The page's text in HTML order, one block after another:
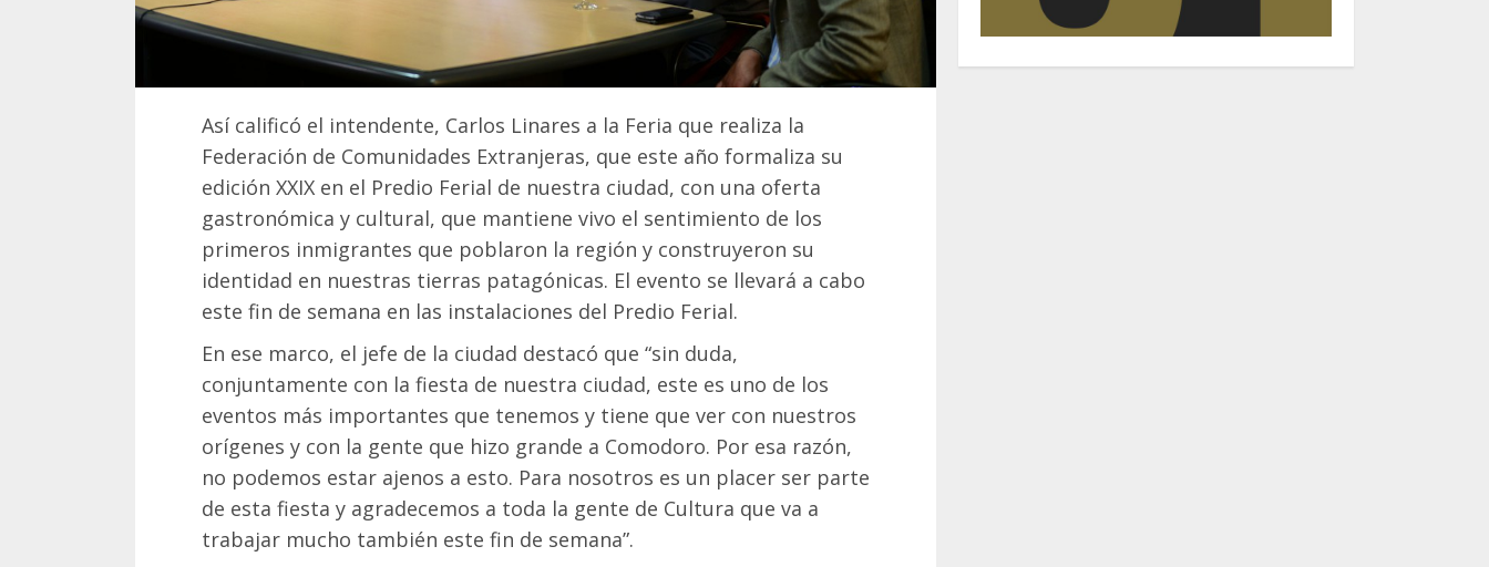
Así calificó el intendente, Carlos Linares a la Feria que realiza la
Federación de Comunidades Extranjeras, que este año formaliza su
edición XXIX en el Predio Ferial de nuestra ciudad, con una oferta
gastronómica y cultural, que mantiene vivo el sentimiento de los
primeros inmigrantes que poblaron la región y construyeron su
identidad en nuestras tierras patagónicas. El evento se llevará a cabo
este fin de semana en las instalaciones del Predio Ferial.
En ese marco, el jefe de la ciudad destacó que “sin duda,
conjuntamente con la fiesta de nuestra ciudad, este es uno de los
eventos más importantes que tenemos y tiene que ver con nuestros
orígenes y con la gente que hizo grande a Comodoro. Por esa razón,
no podemos estar ajenos a esto. Para nosotros es un placer ser parte
de esta fiesta y agradecemos a toda la gente de Cultura que va a
trabajar mucho también este fin de semana”.